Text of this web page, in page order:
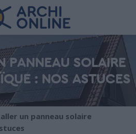
PANNEAU SOLAIRE
: NOS ASTUCES
un panneau solaire